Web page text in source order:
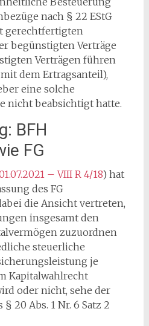
nach § 22 EStG
gerechtfertigten
begünstigten Verträge
Verträgen führen
dem Ertragsanteil),
eine solche
nicht beabsichtigt hatte.
BFH
FG
– VIII R 4/18) hat
des FG
die Ansicht vertreten,
insgesamt den
zuzuordnen
steuerliche
je
Kapitalwahlrecht
oder nicht, sehe der
20 Abs. 1 Nr. 6 Satz 2